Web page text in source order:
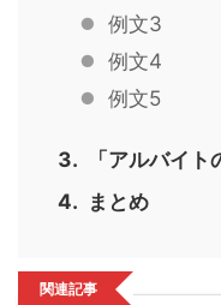
例文3
例文4
例文5
「アルバイ
まとめ
関連記事